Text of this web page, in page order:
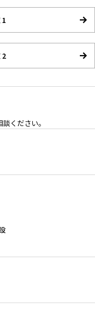
1
2
ください。